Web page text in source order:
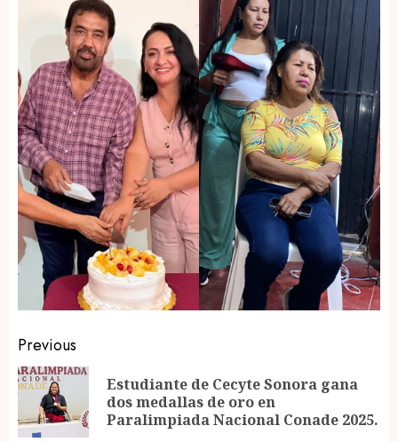
Post
navigation
Previous
Estudiante de Cecyte Sonora gana
dos medallas de oro en
Paralimpiada Nacional Conade 2025.